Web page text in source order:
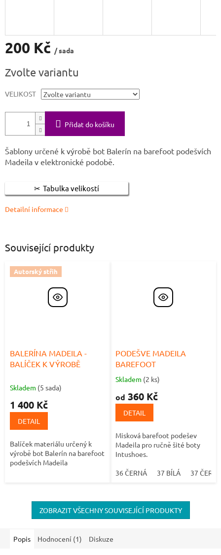
200 Kč / sada
cena:
Zvolte variantu
VELIKOST
Přidat do košíku
Šablony určené k výrobě bot Balerín na barefoot podešvích
Madeila v elektronické podobě.
Tabulka velikostí
Detailní informace
Související produkty
Autorský střih
BALERÍNA MADEILA -
BALÍČEK K VÝROBĚ
Skladem (5 sada)
1 400 Kč
DETAIL
Balíček materiálu určený k
výrobě bot Balerín na barefoot
podešvích Madeila
PODEŠVE MADEILA
BAREFOOT
Průměrné
produktu
5,0
5
hvězdiček.
Skladem (2 ks)
od 360 Kč
DETAIL
Misková barefoot podešev
Madeila pro ručně šité boty
Intushoes.
36 ČERNÁ 37 BÍLÁ 37
ZOBRAZIT VŠECHNY SOUVISEJÍCÍ PRODUKTY
Popis Hodnocení (1) Diskuze